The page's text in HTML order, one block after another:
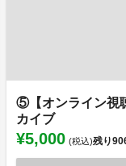
⑤【オンライン視
カイブ
¥5,000 (税込)残り